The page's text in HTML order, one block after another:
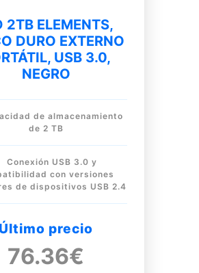
2TB ELEMENTS,
DURO EXTERNO
USB 3.0,
NEGRO
de almacenamiento
de 2 TB
Conexión USB 3.0 y
con versiones
de dispositivos USB 2.4
Último precio
76.36€